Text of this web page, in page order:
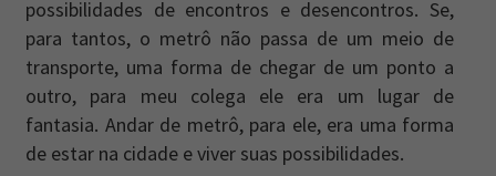
possibilidades de encontros e desencontros. Se,
para tantos, o metrô não passa de um meio de
transporte, uma forma de chegar de um ponto a
outro, para meu colega ele era um lugar de
fantasia. Andar de metrô, para ele, era uma forma
de estar na cidade e viver suas possibilidades.